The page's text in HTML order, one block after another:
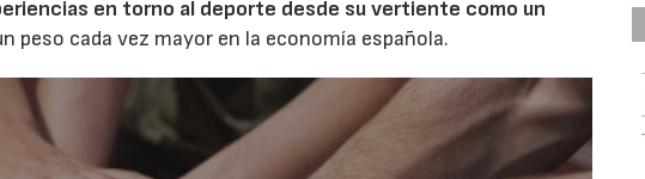
en torno al deporte desde su vertiente como un
peso cada vez mayor en la economía española.